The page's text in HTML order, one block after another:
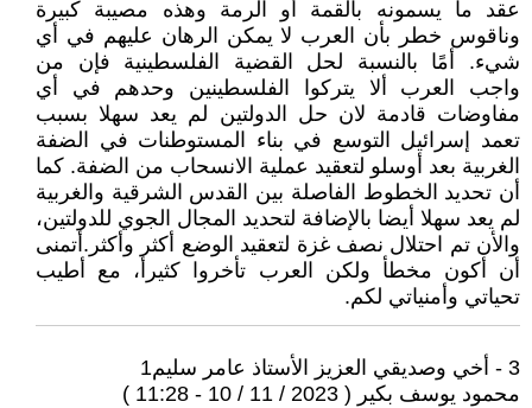
عقد ما يسمونه بالقمة أو الرمة وهذه مصيبة كبيرة
وناقوس خطر بأن العرب لا يمكن الرهان عليهم في أي
شيء. أمًا بالنسبة لحل القضية الفلسطينية فإن من
واجب العرب ألا يتركوا الفلسطينين وحدهم في أي
مفاوضات قادمة لان حل الدولتين لم يعد سهلا بسبب
تعمد إسرائيل التوسع في بناء المستوطنات في الضفة
الغربية بعد أوسلو لتعقيد عملية الانسحاب من الضفة. كما
أن تحديد الخطوط الفاصلة بين القدس الشرقية والغربية
لم يعد سهلا أيضا بالإضافة لتحديد المجال الجوي للدولتين،
والأن تم احتلال نصف غزة لتعقيد الوضع أكثر وأكثر.أتمنى
أن أكون مخطأ ولكن العرب تأخروا كثيرأ، مع أطيب
تحياتي وأمنياتي لكم.
3 - أخي وصديقي العزيز الأستاذ عامر سليم1
محمود يوسف بكير ( 2023 / 11 / 10 - 11:28 )